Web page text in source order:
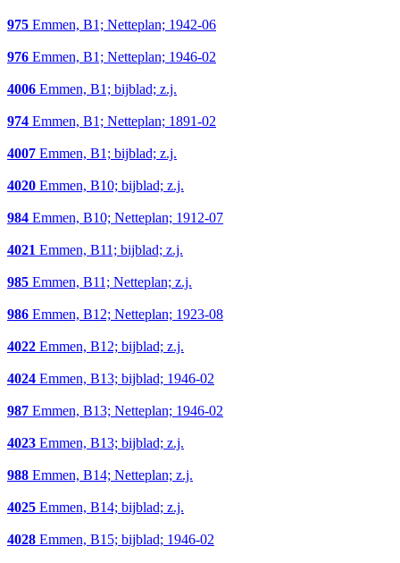
975 Emmen, B1; Netteplan; 1942-06
976 Emmen, B1; Netteplan; 1946-02
4006 Emmen, B1; bijblad; z.j.
974 Emmen, B1; Netteplan; 1891-02
4007 Emmen, B1; bijblad; z.j.
4020 Emmen, B10; bijblad; z.j.
984 Emmen, B10; Netteplan; 1912-07
4021 Emmen, B11; bijblad; z.j.
985 Emmen, B11; Netteplan; z.j.
986 Emmen, B12; Netteplan; 1923-08
4022 Emmen, B12; bijblad; z.j.
4024 Emmen, B13; bijblad; 1946-02
987 Emmen, B13; Netteplan; 1946-02
4023 Emmen, B13; bijblad; z.j.
988 Emmen, B14; Netteplan; z.j.
4025 Emmen, B14; bijblad; z.j.
4028 Emmen, B15; bijblad; 1946-02